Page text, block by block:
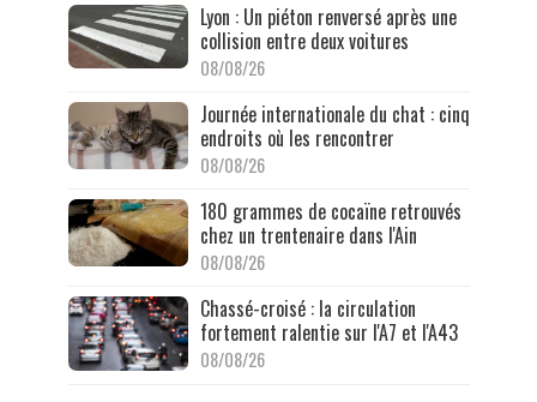
Lyon : Un piéton renversé après une
collision entre deux voitures
08/08/26
Journée internationale du chat : cinq
endroits où les rencontrer
08/08/26
180 grammes de cocaïne retrouvés
chez un trentenaire dans l'Ain
08/08/26
Chassé-croisé : la circulation
fortement ralentie sur l'A7 et l'A43
08/08/26